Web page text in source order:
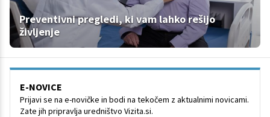
Preventivni pregledi, ki vam lahko rešijo
življenje
E-NOVICE
Prijavi se na e-novičke in bodi na tekočem z aktualnimi novicami.
Zate jih pripravlja uredništvo Vizita.si.